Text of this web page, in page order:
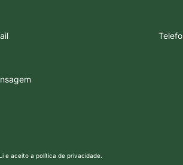
e aceito a política de privacidade